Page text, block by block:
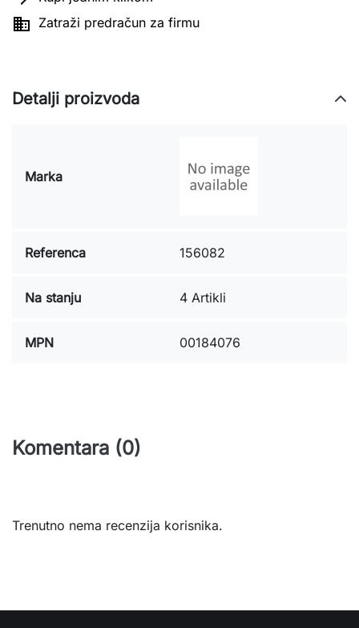
 Zatraži predračun za firmu
Detalji proizvoda
Marka
Referenca 156082
Na stanju 4 Artikli
MPN 00184076
Komentara (0)
Trenutno nema recenzija korisnika.